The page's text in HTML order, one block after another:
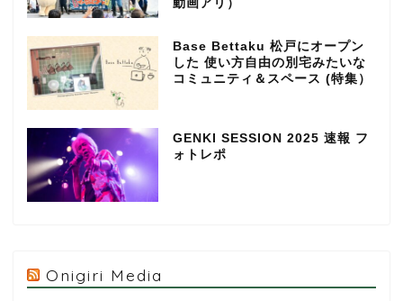
動画アリ）
Base Bettaku 松戸にオープン
した 使い方自由の別宅みたいな
コミュニティ＆スペース (特集）
GENKI SESSION 2025 速報 フ
ォトレポ
Onigiri Media